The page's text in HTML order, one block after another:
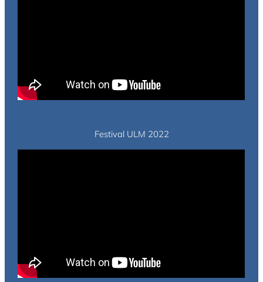
Festival ULM 2022